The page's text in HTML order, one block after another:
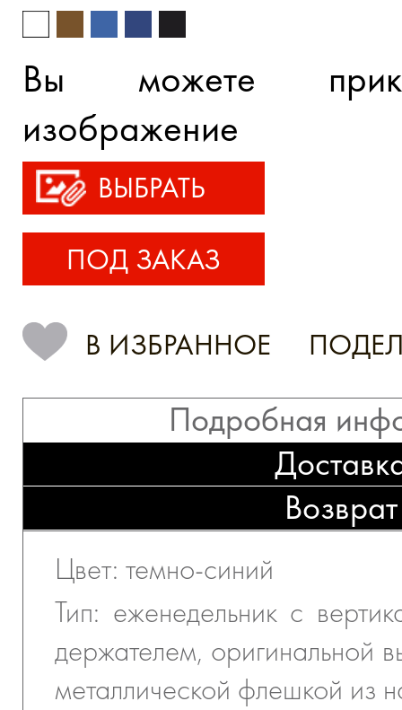
Вы можете
изображение
ВЫБРАТЬ
ПОД ЗАКАЗ
В ИЗБРАННОЕ
Подробная
Возврат
Цвет: темно-синий
Тип: еженедельник с
держателем, оригинальной
металлической флешкой из